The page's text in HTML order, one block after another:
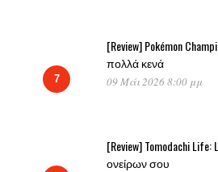
7
[Review] Pokémon
πολλά κενά
09 Μάι 2026 8:00 μμ
[Review] Tomodachi
ονείρων σου